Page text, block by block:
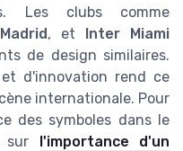
Les clubs comme
, et Inter Miami
de design similaires.
d'innovation rend ce
internationale. Pour
des symboles dans le
sur l'importance d'un